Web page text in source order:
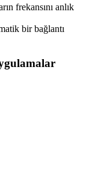
frekansını anlık
bir bağlantı